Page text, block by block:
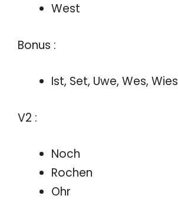
West
Bonus :
Ist, Set, Uwe, Wes, Wies
V2 :
Noch
Rochen
Ohr